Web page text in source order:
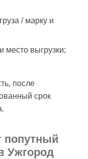
/ марку и
место выгрузки;
после
срок
попутный
Ужгород